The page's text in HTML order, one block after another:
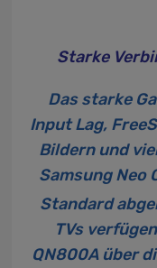
Starke
Das starke
Input Lag,
Bildern und
Samsung Neo
Standard
TVs
QN800A über